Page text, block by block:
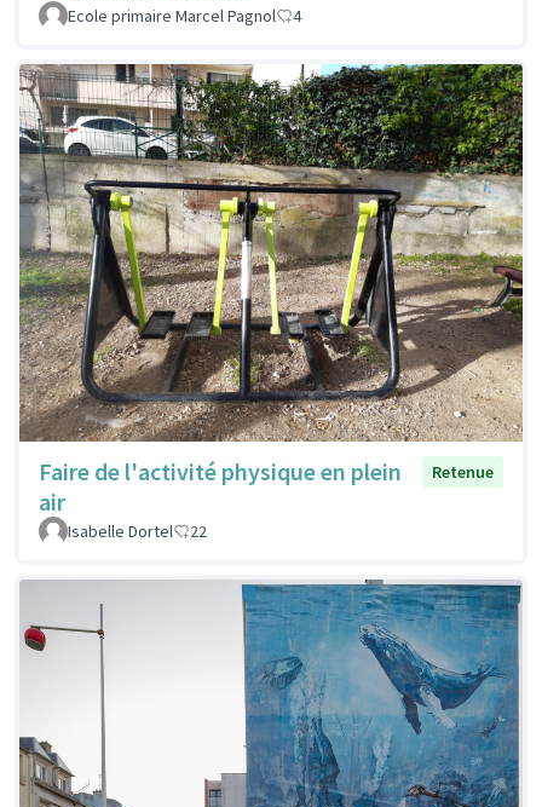
Ecole primaire Marcel Pagnol 4
Faire de l'activité physique en plein
air
Retenue
Isabelle Dortel 22